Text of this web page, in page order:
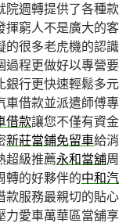
院週轉提供了各種款
揮窮人不是廣大的客
的很多老虎機的認識
過程更做好以專營要
銀行更快速輕鬆多元
車借款並派遣師傅專
借款讓您不僅有資金
新莊當鋪免留車給消
超級推薦永和當舖周
轉的好夥伴的中和汽
款服務最親切的貼心
力愛車萬華區當舖享